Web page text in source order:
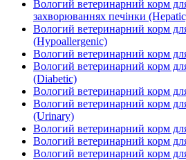
Вологий ветеринарний корм
захворюваннях печінки
Вологий ветеринарний корм для
(Hypoallergenic)
Вологий ветеринарний корм
Вологий ветеринарний корм для
(Diabetic)
Вологий ветеринарний корм
Вологий ветеринарний корм
(Urinary)
Вологий ветеринарний корм
Вологий ветеринарний корм
Вологий ветеринарний корм